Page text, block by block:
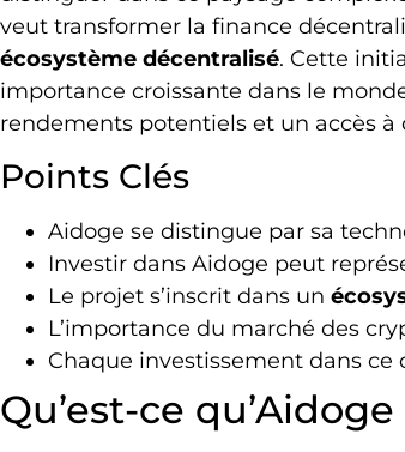
veut transformer la finance
écosystème décentralisé. Cette
importance croissante dans le
rendements potentiels et un accès
Points Clés
Aidoge se distingue par sa
Investir dans Aidoge peut
Le projet s’inscrit dans un
L’importance du marché des
Chaque investissement dans
Qu’est-ce qu’Aidoge